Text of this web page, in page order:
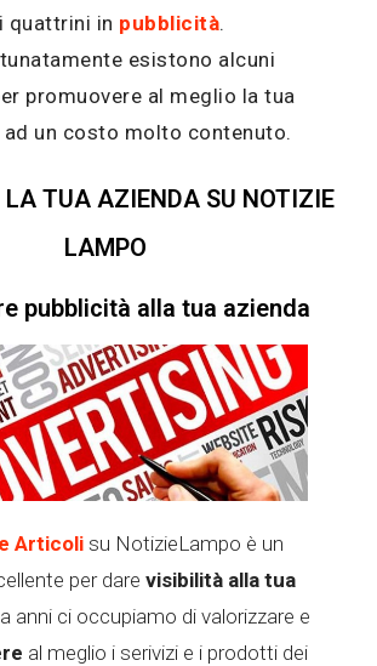
quattrini in pubblicità.
esistono alcuni
promuovere al meglio la tua
ad un costo molto contenuto.
LA TUA AZIENDA SU NOTIZIE
LAMPO
pubblicità alla tua azienda
Articoli su NotizieLampo è un
per dare visibilità alla tua
anni ci occupiamo di valorizzare e
al meglio i serivizi e i prodotti dei